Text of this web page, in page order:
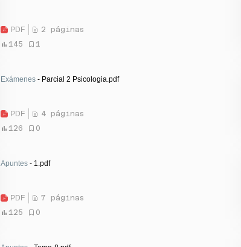
PDF
2 páginas
145
1
Exámenes - Parcial 2 Psicologia.pdf
PDF
4 páginas
126
0
Apuntes - 1.pdf
PDF
7 páginas
125
0